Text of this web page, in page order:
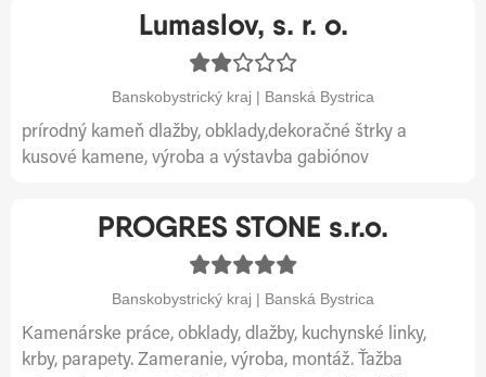
Lumaslov, s. r. o.
Banskobystrický kraj | Banská Bystrica
prírodný kameň dlažby, obklady,dekoračné štrky a
kusové kamene, výroba a výstavba gabiónov
PROGRES STONE s.r.o.
Banskobystrický kraj | Banská Bystrica
Kamenárske práce, obklady, dlažby, kuchynské linky,
krby, parapety. Zameranie, výroba, montáž. Ťažba